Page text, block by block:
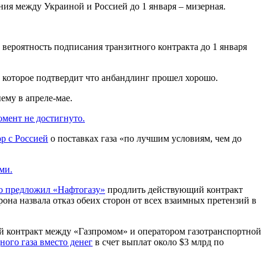
между Украиной и Россией до 1 января – мизерная.
подписания транзитного контракта до 1 января
подтвердит что анбандлинг прошел хорошо.
в апреле-мае.
не достигнуто.
с Россией о поставках газа «по лучшим условиям, чем до
предложил «Нафтогазу» продлить действующий контракт
назвала отказ обеих сторон от всех взаимных претензий в
между «Газпромом» и оператором газотранспортной
газа вместо денег в счет выплат около $3 млрд по